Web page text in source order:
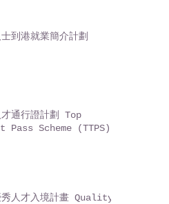
到港就業簡介計劃
才通行證計劃 Top
Pass Scheme (TTPS)
秀人才入境計畫 Quality